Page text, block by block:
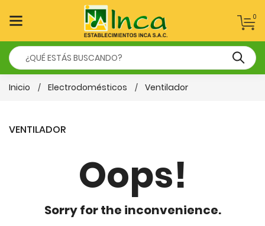
0
Inicio Electrodomésticos Ventilador
VENTILADOR
Oops!
Sorry for the inconvenience.